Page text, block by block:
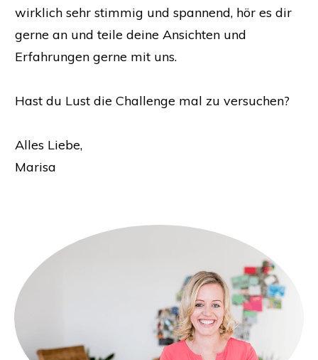
wirklich sehr stimmig und spannend, hör es dir
gerne an und teile deine Ansichten und
Erfahrungen gerne mit uns.
Hast du Lust die Challenge mal zu versuchen?
Alles Liebe,
Marisa